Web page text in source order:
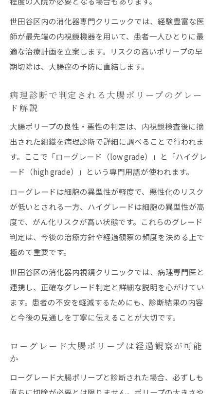
世田谷区内の消化器専門クリニックでは、経験豊富な医
師が最先端の内視鏡機器を用いて、患者一人ひとりに最
適な治療計画を立案します。リスクの高いポリープの早
期切除は、大腸癌の予防に直結します。
病理診断で判定される大腸ポリープのグレー
ド解説
大腸ポリープの良性・悪性の判定は、内視鏡検査後に摘
出された組織を病理診断で詳細に調べることで行われま
す。ここで「ローグレード（low grade）」と「ハイグレ
ード（high grade）」という専門用語が使われます。
ローグレードは細胞の異型性が軽度で、悪性化のリスク
が低いとされる一方、ハイグレードは細胞の異型性が高
度で、がん化リスクが高い状態です。これらのグレード
判定は、今後の治療方針や経過観察の頻度を決める上で
極めて重要です。
世田谷区の消化器内視鏡クリニックでは、病理専門医と
連携し、正確なグレード判定と詳細な説明を心がけてい
ます。患者の不安を軽減するためにも、診断結果の内容
と今後の見通しを丁寧に伝えることが大切です。
ローグレード大腸ポリープは経過観察が可能
か
ローグレード大腸ポリープと診断された場合、必ずしも
直ちに切除が必要とは限りません。ポリープの大きさや